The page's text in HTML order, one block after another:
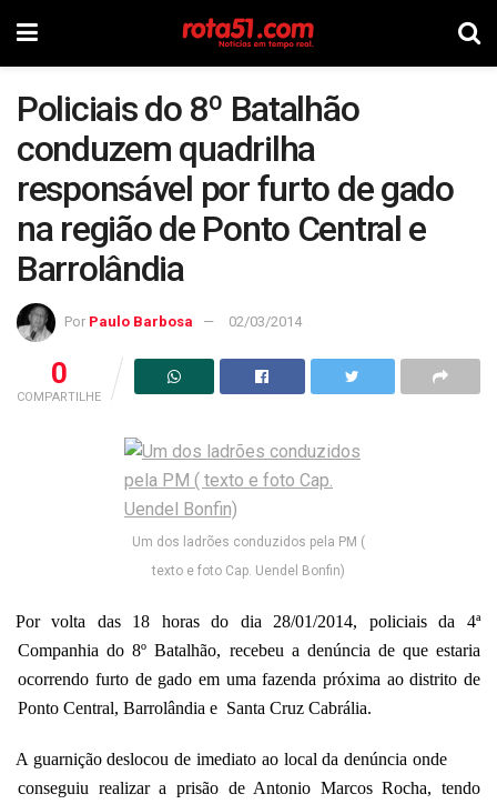
Policiais do 8º Batalhão
conduzem quadrilha
responsável por furto de gado
na região de Ponto Central e
Barrolândia
Por Paulo Barbosa 02/03/2014
0
COMPARTILHE
Um dos ladrões conduzidos pela PM (
texto e foto Cap. Uendel Bonfin)
Por volta das 18 horas do dia 28/01/2014, policiais da 4ª
Companhia do 8º Batalhão, recebeu a denúncia de que estaria
ocorrendo furto de gado em uma fazenda próxima ao distrito de
Ponto Central, Barrolândia e Santa Cruz Cabrália.
A guarnição deslocou de imediato ao local da denúncia onde
conseguiu realizar a prisão de Antonio Marcos Rocha, tendo